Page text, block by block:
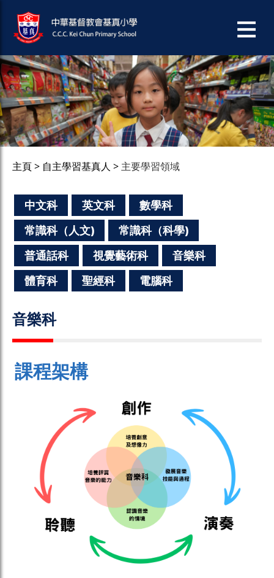
主頁 自主學習基真人 主要學習領域
中文科 英文科
數學科
常識科（人文)
常識科（科學)
普通話科
視覺藝術科
音樂科
體育科
聖經科 電腦科
音樂科
課程架構